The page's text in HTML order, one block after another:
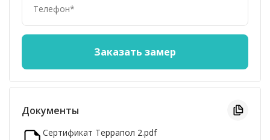
Документы
Сертификат Террапол 2.pdf